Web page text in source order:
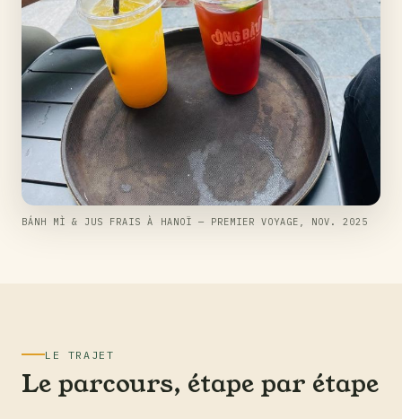
BÁNH MÌ & JUS FRAIS À HANOÏ — PREMIER VOYAGE, NOV. 2025
LE TRAJET
Le parcours, étape par étape